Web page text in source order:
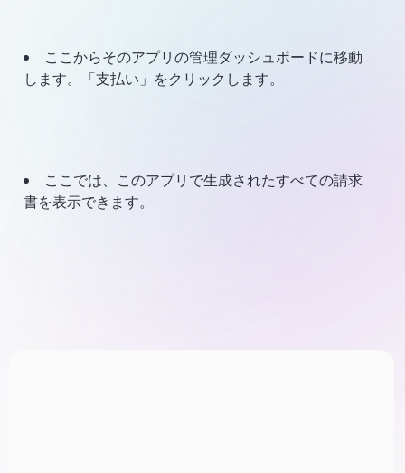
ここからそのアプリの管理ダッシュボードに移動
します。「支払い」をクリックします。
ここでは、このアプリで生成されたすべての請求
書を表示できます。